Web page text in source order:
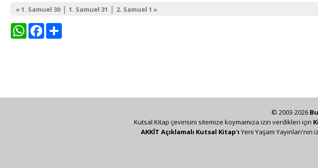
« 1. Samuel 30 | 1. Samuel 31 | 2. Samuel 1 »
WhatsAppFacebook
© 2003-2026
Kutsal Kitap çevirisini sitemize koymamıza izin verdikleri için
AKKİT Açıklamalı Kutsal Kitap'ı Yeni Yaşam